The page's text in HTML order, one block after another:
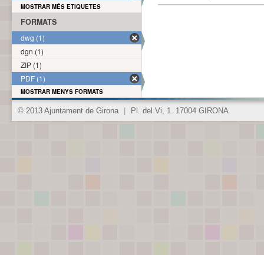
MOSTRAR MÉS ETIQUETES
FORMATS
dwg (1)
dgn (1)
ZIP (1)
PDF (1)
MOSTRAR MENYS FORMATS
© 2013 Ajuntament de Girona Pl. del Vi, 1. 17004 GIRONA